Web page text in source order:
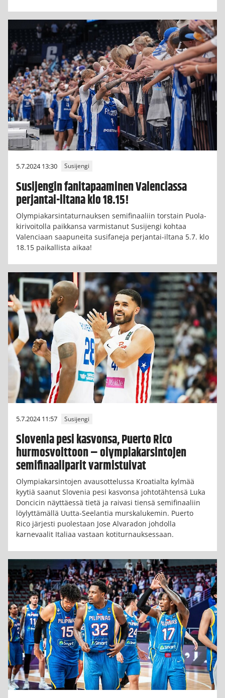
5.7.2024 13:30 Susijengi
Susijengin fanitapaaminen Valenciassa
perjantai-iltana klo 18.15!
Olympiakarsintaturnauksen semifinaaliin torstain Puola-
kirivoitolla paikkansa varmistanut Susijengi kohtaa
Valenciaan saapuneita susifaneja perjantai-iltana 5.7. klo
18.15 paikallista aikaa!
5.7.2024 11:57 Susijengi
Slovenia pesi kasvonsa, Puerto Rico
hurmosvoittoon – olympiakarsintojen
semifinaaliparit varmistuivat
Olympiakarsintojen avausottelussa Kroatialta kylmää
kyytiä saanut Slovenia pesi kasvonsa johtotähtensä Luka
Doncicin näyttäessä tietä ja raivasi tiensä semifinaaliin
löylyttämällä Uutta-Seelantia murskalukemin. Puerto
Rico järjesti puolestaan Jose Alvaradon johdolla
karnevaalit Italiaa vastaan kotiturnauksessaan.